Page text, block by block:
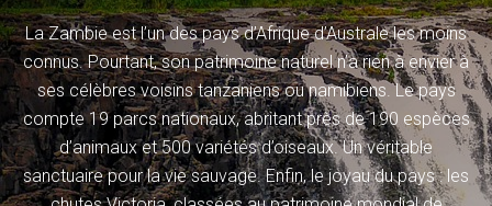
La Zambie est l’un des pays d’Afrique d’Australe les moins
connus. Pourtant, son patrimoine naturel n’a rien à envier à
ses célèbres voisins tanzaniens ou namibiens. Le pays
compte 19 parcs nationaux, abritant près de 190 espèces
d’animaux et 500 variétés d’oiseaux. Un véritable
sanctuaire pour la vie sauvage. Enfin, le joyau du pays : les